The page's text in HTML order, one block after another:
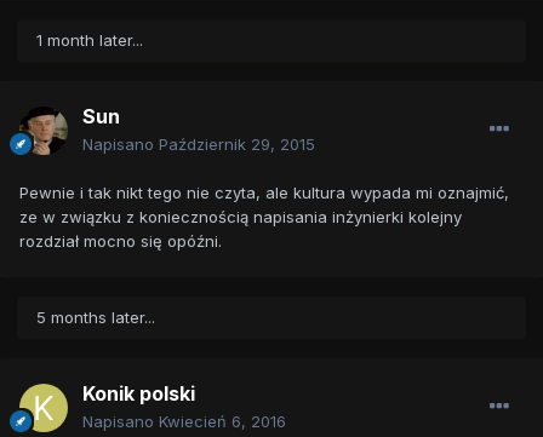
1 month later...
Sun
Napisano Październik 29, 2015
Pewnie i tak nikt tego nie czyta, ale kultura wypada mi oznajmić,
ze w związku z koniecznością napisania inżynierki kolejny
rozdział mocno się opóźni.
5 months later...
Konik polski
Napisano Kwiecień 6, 2016